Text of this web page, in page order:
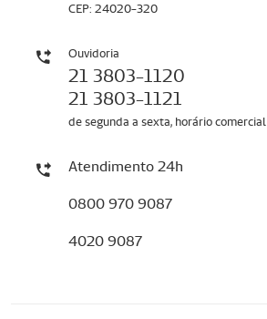
CEP: 24020-320
Ouvidoria
21 3803-1120
21 3803-1121
de segunda a sexta, horário comercial
Atendimento 24h
0800 970 9087
4020 9087